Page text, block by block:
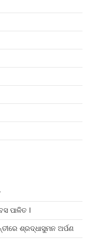
ପାଳିତ ।
ଶ୍ରଦ୍ଧାସୁମନ ଅର୍ପଣ